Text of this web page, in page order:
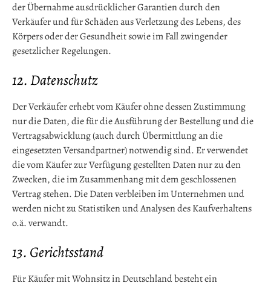
der Übernahme ausdrücklicher Garantien durch den
Verkäufer und für Schäden aus Verletzung des Lebens, des
Körpers oder der Gesundheit sowie im Fall zwingender
gesetzlicher Regelungen.
12. Datenschutz
Der Verkäufer erhebt vom Käufer ohne dessen Zustimmung
nur die Daten, die für die Ausführung der Bestellung und die
Vertragsabwicklung (auch durch Übermittlung an die
eingesetzten Versandpartner) notwendig sind. Er verwendet
die vom Käufer zur Verfügung gestellten Daten nur zu den
Zwecken, die im Zusammenhang mit dem geschlossenen
Vertrag stehen. Die Daten verbleiben im Unternehmen und
werden nicht zu Statistiken und Analysen des Kaufverhaltens
o.ä. verwandt.
13. Gerichtsstand
Für Käufer mit Wohnsitz in Deutschland besteht ein